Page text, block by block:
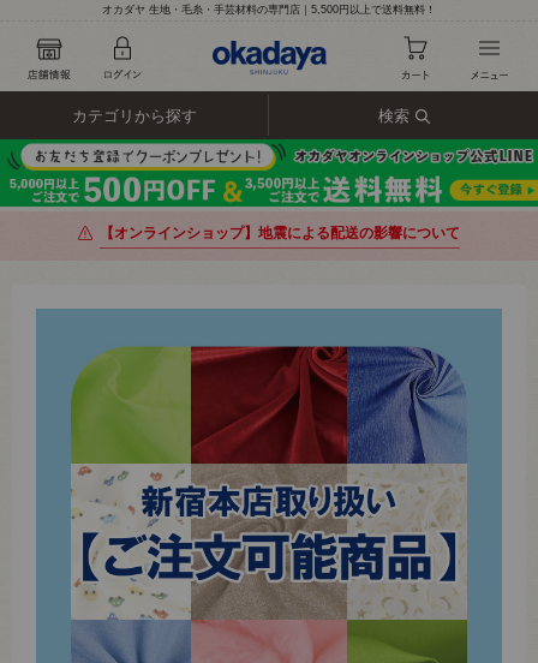
オカダヤ 生地・毛糸・手芸材料の専門店｜5,500円以上で送料無料！
カテゴリから探す 検索
【オンラインショップ】地震による配送の影響について